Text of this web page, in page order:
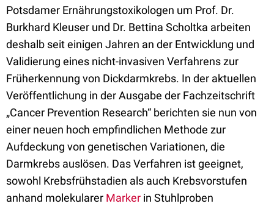
Potsdamer Ernährungstoxikologen um Prof. Dr.
Burkhard Kleuser und Dr. Bettina Scholtka arbeiten
deshalb seit einigen Jahren an der Entwicklung und
Validierung eines nicht-invasiven Verfahrens zur
Früherkennung von Dickdarmkrebs. In der aktuellen
Veröffentlichung in der Ausgabe der Fachzeitschrift
„Cancer Prevention Research“ berichten sie nun von
einer neuen hoch empfindlichen Methode zur
Aufdeckung von genetischen Variationen, die
Darmkrebs auslösen. Das Verfahren ist geeignet,
sowohl Krebsfrühstadien als auch Krebsvorstufen
anhand molekularer Marker in Stuhlproben